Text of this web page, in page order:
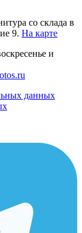
со склада в
9. На карте
и
данных